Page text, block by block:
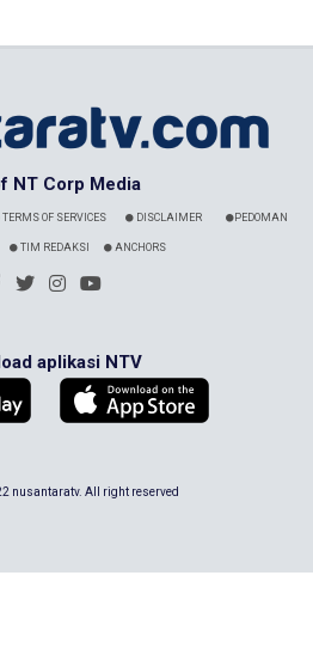
NT Corp Media
TERMS OF SERVICES DISCLAIMER PEDOMAN
TIM REDAKSI ANCHORS
aplikasi NTV
nusantaratv. All right reserved